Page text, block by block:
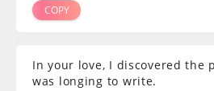
COPY
In your love, I discovered the
was longing to write.